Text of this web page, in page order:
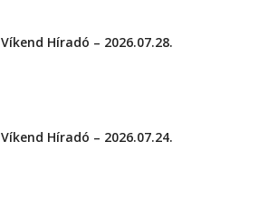
Víkend Híradó – 2026.07.28.
Víkend Híradó – 2026.07.24.